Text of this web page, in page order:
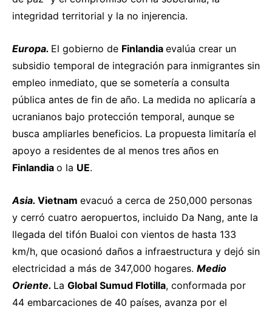
integridad territorial y la no injerencia.
Europa. El gobierno de Finlandia evalúa crear un
subsidio temporal de integración para inmigrantes sin
empleo inmediato, que se sometería a consulta
pública antes de fin de año. La medida no aplicaría a
ucranianos bajo protección temporal, aunque se
busca ampliarles beneficios. La propuesta limitaría el
apoyo a residentes de al menos tres años en
Finlandia o la UE.
Asia. Vietnam evacuó a cerca de 250,000 personas
y cerró cuatro aeropuertos, incluido Da Nang, ante la
llegada del tifón Bualoi con vientos de hasta 133
km/h, que ocasionó daños a infraestructura y dejó sin
electricidad a más de 347,000 hogares. Medio
Oriente. La Global Sumud Flotilla, conformada por
44 embarcaciones de 40 países, avanza por el